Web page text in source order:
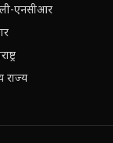
एनसीआर
राज्य